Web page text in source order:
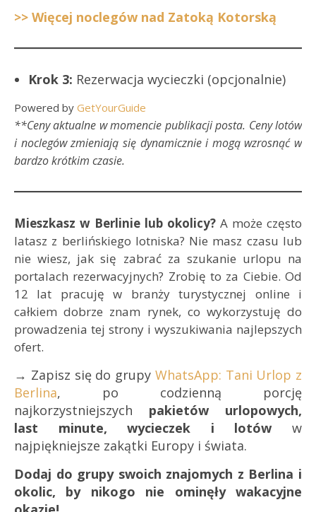
>> Więcej noclegów nad Zatoką Kotorską
Krok 3: Rezerwacja wycieczki (opcjonalnie)
Powered by GetYourGuide
**Ceny aktualne w momencie publikacji posta. Ceny lotów
i noclegów zmieniają się dynamicznie i mogą wzrosnąć w
bardzo krótkim czasie.
Mieszkasz w Berlinie lub okolicy? A może często
latasz z berlińskiego lotniska? Nie masz czasu lub
nie wiesz, jak się zabrać za szukanie urlopu na
portalach rezerwacyjnych? Zrobię to za Ciebie. Od
12 lat pracuję w branży turystycznej online i
całkiem dobrze znam rynek, co wykorzystuję do
prowadzenia tej strony i wyszukiwania najlepszych
ofert.
→ Zapisz się do grupy WhatsApp: Tani Urlop z
Berlina, po codzienną porcję
najkorzystniejszych pakietów urlopowych,
last minute, wycieczek i lotów w
najpiękniejsze zakątki Europy i świata.
Dodaj do grupy swoich znajomych z Berlina i
okolic, by nikogo nie ominęły wakacyjne